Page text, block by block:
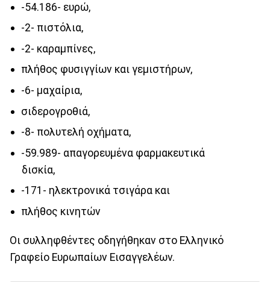
-54.186- ευρώ,
-2- πιστόλια,
-2- καραμπίνες,
πλήθος φυσιγγίων και γεμιστήρων,
-6- μαχαίρια,
σιδερογροθιά,
-8- πολυτελή οχήματα,
-59.989- απαγορευμένα φαρμακευτικά
δισκία,
-171- ηλεκτρονικά τσιγάρα και
πλήθος κινητών
Οι συλληφθέντες οδηγήθηκαν στο Ελληνικό
Γραφείο Ευρωπαίων Εισαγγελέων.